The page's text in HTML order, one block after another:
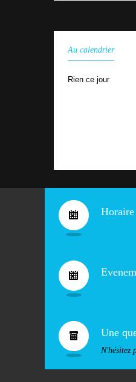
Au calendrier
Rien ce jour
Horaire
Une
N'hésitez